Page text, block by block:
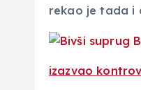
rekao je tada i
izazvao